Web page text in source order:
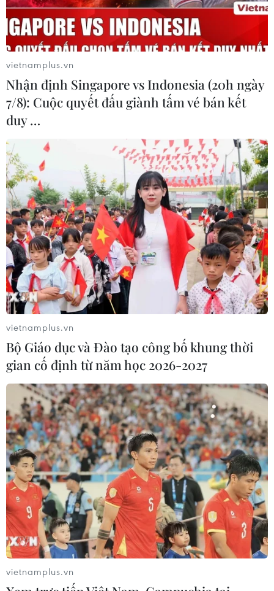
Tình báo Mỹ: Triều Tiên ở “vị thế chiến
lược mạnh nhất” trong nhiều thập kỷ
24/05/2025 05:13
Cơ quan tình báo Mỹ nêu rõ: "Triều Tiên đang ở vị thế
chiến lược mạnh nhất trong nhiều thập kỷ, sở hữu các
phương tiện quân sự có thể gây rủi ro cho lực lượng Mỹ
và các đồng minh của Mỹ ở Đông Bắc Á."
vietnamplus.vn
Nhận định Singapore vs Indonesia (20h ngày
7/8): Cuộc quyết đấu giành tấm vé bán kết
duy …
vietnamplus.vn
Bộ Giáo dục và Đào tạo công bố khung thời
gian cố định từ năm học 2026-2027
vietnamplus.vn